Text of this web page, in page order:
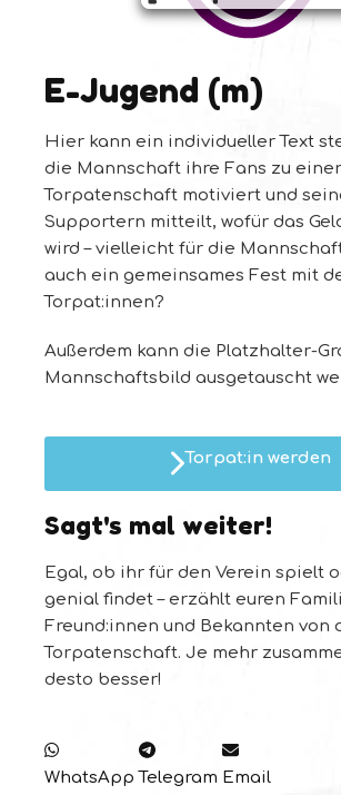
E-Jugend (m)
Hier kann ein individueller Text
die Mannschaft ihre Fans zu einer
Torpatenschaft motiviert und
Supportern mitteilt, wofür das
wird – vielleicht für die
auch ein gemeinsames Fest mit
Torpat:innen?
Außerdem kann die Platzhalter-
Mannschaftsbild ausgetauscht
Torpat:in werden
Sagt's mal weiter!
Egal, ob ihr für den Verein spielt
genial findet – erzählt euren
Freund:innen und Bekannten von
Torpatenschaft. Je mehr
desto besser!
WhatsApp Telegram Email